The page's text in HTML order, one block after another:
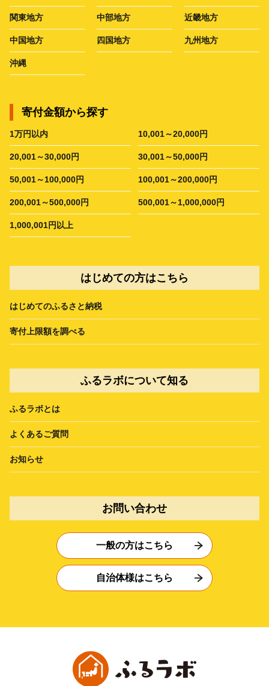
関東地方 中部地方 近畿地方
中国地方 四国地方 九州地方
沖縄
寄付金額から探す
1万円以内 10,001～20,000円
20,001～30,000円 30,001～50,000円
50,001～100,000円 100,001～200,000円
200,001～500,000円 500,001～1,000,000円
1,000,001円以上
はじめての方はこちら
はじめてのふるさと納税
寄付上限額を調べる
ふるラボについて知る
ふるラボとは
よくあるご質問
お知らせ
お問い合わせ
一般の方はこちら
自治体様はこちら